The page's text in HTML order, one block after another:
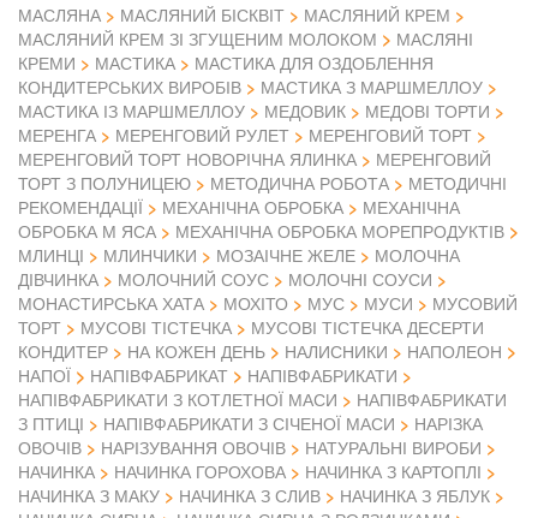
МАСЛЯНА
МАСЛЯНИЙ БІСКВІТ
МАСЛЯНИЙ КРЕМ
МАСЛЯНИЙ КРЕМ ЗІ ЗГУЩЕНИМ МОЛОКОМ
МАСЛЯНІ
КРЕМИ
МАСТИКА
МАСТИКА ДЛЯ ОЗДОБЛЕННЯ
КОНДИТЕРСЬКИХ ВИРОБІВ
МАСТИКА З МАРШМЕЛЛОУ
МАСТИКА ІЗ МАРШМЕЛЛОУ
МЕДОВИК
МЕДОВІ ТОРТИ
МЕРЕНГА
МЕРЕНГОВИЙ РУЛЕТ
МЕРЕНГОВИЙ ТОРТ
МЕРЕНГОВИЙ ТОРТ НОВОРІЧНА ЯЛИНКА
МЕРЕНГОВИЙ
ТОРТ З ПОЛУНИЦЕЮ
МЕТОДИЧНА РОБОТА
МЕТОДИЧНІ
РЕКОМЕНДАЦІЇ
МЕХАНІЧНА ОБРОБКА
МЕХАНІЧНА
ОБРОБКА М ЯСА
МЕХАНІЧНА ОБРОБКА МОРЕПРОДУКТІВ
МЛИНЦІ
МЛИНЧИКИ МОЗАІЧНЕ ЖЕЛЕ
МОЛОЧНА
ДІВЧИНКА
МОЛОЧНИЙ СОУС
МОЛОЧНІ СОУСИ
МОНАСТИРСЬКА ХАТА
МОХІТО МУС МУСИ
МУСОВИЙ
ТОРТ
МУСОВІ ТІСТЕЧКА
МУСОВІ ТІСТЕЧКА ДЕСЕРТИ
КОНДИТЕР
НА КОЖЕН ДЕНЬ НАЛИСНИКИ
НАПОЛЕОН
НАПОЇ
НАПІВФАБРИКАТ
НАПІВФАБРИКАТИ
НАПІВФАБРИКАТИ З КОТЛЕТНОЇ МАСИ
НАПІВФАБРИКАТИ
З ПТИЦІ
НАПІВФАБРИКАТИ З СІЧЕНОЇ МАСИ
НАРІЗКА
ОВОЧІВ
НАРІЗУВАННЯ ОВОЧІВ
НАТУРАЛЬНІ ВИРОБИ
НАЧИНКА
НАЧИНКА ГОРОХОВА
НАЧИНКА З КАРТОПЛІ
НАЧИНКА З МАКУ
НАЧИНКА З СЛИВ
НАЧИНКА З ЯБЛУК